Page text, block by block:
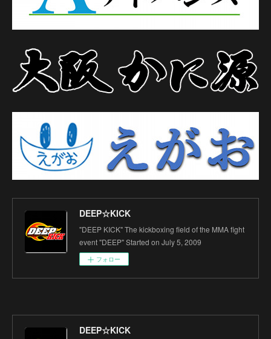
DEEP☆KICK
"DEEP KICK" The kickboxing field of the MMA fight
event "DEEP" Started on July 5, 2009
フォロー
DEEP☆KICK